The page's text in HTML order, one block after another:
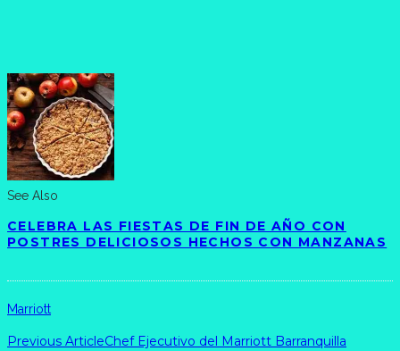
See Also
CELEBRA LAS FIESTAS DE FIN DE AÑO CON
POSTRES DELICIOSOS HECHOS CON MANZANAS
Marriott
Previous ArticleChef Ejecutivo del Marriott Barranquilla